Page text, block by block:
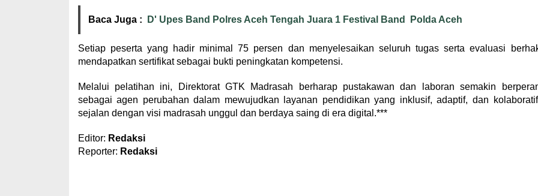
Baca Juga : D' Upes Band Polres Aceh Tengah Juara 1 Festival Band Polda Aceh
Setiap peserta yang hadir minimal 75 persen dan menyelesaikan seluruh tugas serta evaluasi
mendapatkan sertifikat sebagai bukti peningkatan kompetensi.
Melalui pelatihan ini, Direktorat GTK Madrasah berharap pustakawan dan laboran semakin
sebagai agen perubahan dalam mewujudkan layanan pendidikan yang inklusif, adaptif, dan
sejalan dengan visi madrasah unggul dan berdaya saing di era digital.***
Editor: Redaksi
Reporter: Redaksi